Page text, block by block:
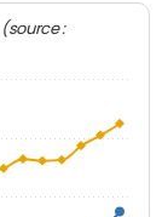
(source :